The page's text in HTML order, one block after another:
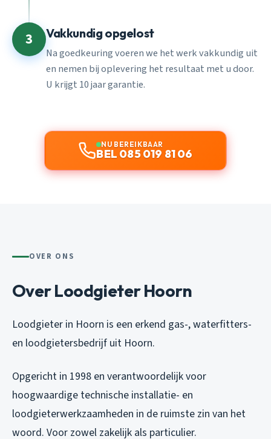
3 Vakkundig opgelost
Na goedkeuring voeren we het werk vakkundig uit
en nemen bij oplevering het resultaat met u door.
U krijgt 10 jaar garantie.
NU BEREIKBAAR
BEL 085 019 81 06
OVER ONS
Over Loodgieter Hoorn
Loodgieter in Hoorn is een erkend gas-, waterfitters-
en loodgietersbedrijf uit Hoorn.
Opgericht in 1998 en verantwoordelijk voor
hoogwaardige technische installatie- en
loodgieterwerkzaamheden in de ruimste zin van het
woord. Voor zowel zakelijk als particulier.